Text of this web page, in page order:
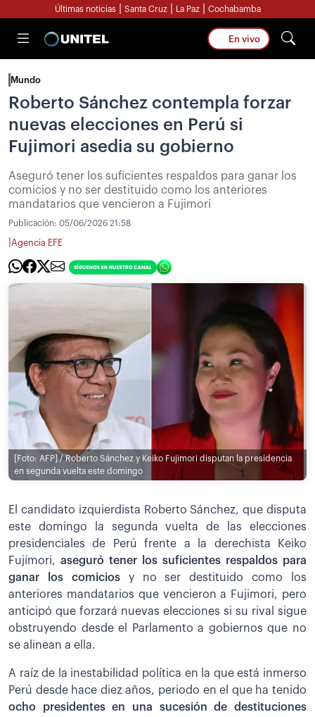
Últimas noticias Santa Cruz La Paz Cochabamba
En vivo
Mundo
Roberto Sánchez contempla forzar
nuevas elecciones en Perú si
Fujimori asedia su gobierno
Aseguró tener los suficientes respaldos para ganar los
comicios y no ser destituido como los anteriores
mandatarios que vencieron a Fujimori
Publicación: 05/06/2026 21:58
Agencia EFE
[Foto: AFP] / Roberto Sánchez y Keiko Fujimori disputan la presidencia
en segunda vuelta este domingo
El candidato izquierdista Roberto Sánchez, que disputa
este domingo la segunda vuelta de las elecciones
presidenciales de Perú frente a la derechista Keiko
Fujimori, aseguró tener los suficientes respaldos para
ganar los comiciosy no ser destituido como los
anteriores mandatarios que vencieron a Fujimori, pero
anticipó que forzará nuevas elecciones si su rival sigue
obstruyendo desde el Parlamento a gobiernos que no
se alinean a ella.
A raíz de la inestabilidad política en la que está inmerso
Perú desde hace diez años, periodo en el que ha tenido
ocho presidentes en una sucesión de destituciones